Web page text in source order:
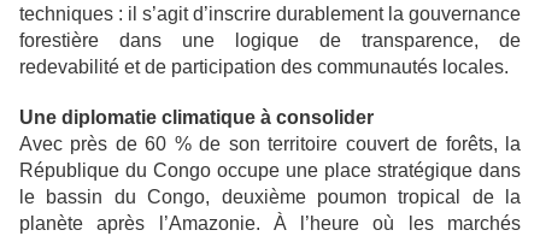
techniques : il s’agit d’inscrire durablement la gouvernance
forestière dans une logique de transparence, de
redevabilité et de participation des communautés locales.
Une diplomatie climatique à consolider
Avec près de 60 % de son territoire couvert de forêts, la
République du Congo occupe une place stratégique dans
le bassin du Congo, deuxième poumon tropical de la
planète après l’Amazonie. À l’heure où les marchés